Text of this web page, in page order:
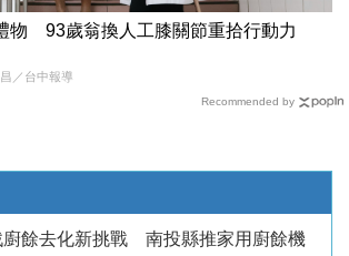
物 93歲翁換人工膝關節重拾行動力
／台中報導
Recommended by
廚餘去化新挑戰 南投縣推家用廚餘機